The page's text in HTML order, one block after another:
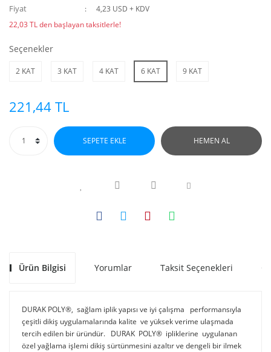
Fiyat
4,23 USD + KDV
22,03 TL den başlayan taksitlerle!
Seçenekler
2 KAT 3 KAT 4 KAT 6 KAT 9 KAT
221,44 TL
SEPETE EKLE HEMEN AL
Ürün Bilgisi Yorumlar Taksit Seçenekleri
DURAK POLY®, sağlam iplik yapısı ve iyi çalışma performansıyla
çeşitli dikiş uygulamalarında kalite ve yüksek verime ulaşmada
tercih edilen bir üründür. DURAK POLY® ipliklerine uygulanan
özel yağlama işlemi dikiş sürtünmesini azaltır ve dengeli bir ilmek